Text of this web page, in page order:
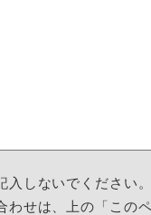
しないでください。
せは、上の「この